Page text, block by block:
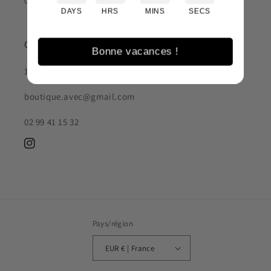
CONTACT
1 rue du Breil, 35000 RENNES
boutique.avec@gmail.com
02 99 41 15 32
Instagram
Pays/région
EUR € | France
DAYS HRS MINS SECS
Bonne vacances !